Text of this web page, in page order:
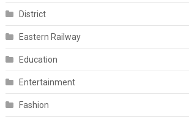
District
Eastern Railway
Education
Entertainment
Fashion